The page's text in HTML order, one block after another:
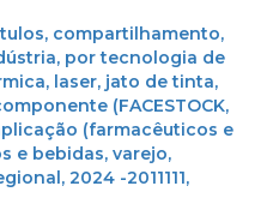
compartilhamento,
por tecnologia de
laser, jato de tinta,
(FACESTOCK,
(farmacêuticos e
e bebidas, varejo,
2024 -2011111,